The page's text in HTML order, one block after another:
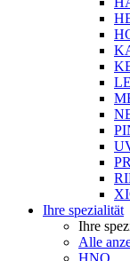
Ihre spezialität
Ihre
Alle
HNO